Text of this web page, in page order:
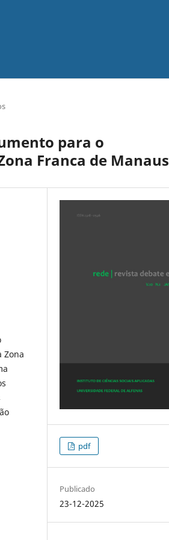
para o
Franca de Manaus
Zona
pdf
Publicado
23-12-2025